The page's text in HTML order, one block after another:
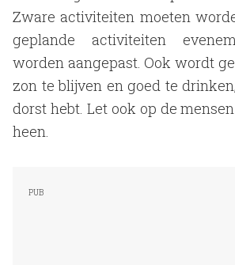
Zware activiteiten moeten
geplande activiteiten
worden aangepast. Ook wordt
zon te blijven en goed te
dorst hebt. Let ook op de
heen.